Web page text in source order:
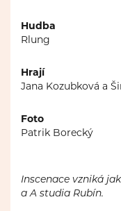
Hudba
Rlung
Hrají
Jana Kozubková a
Foto
Patrik Borecký
Inscenace vzniká
a A studia Rubín.